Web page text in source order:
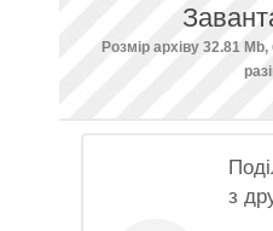
Розмір архіву 32.81
з